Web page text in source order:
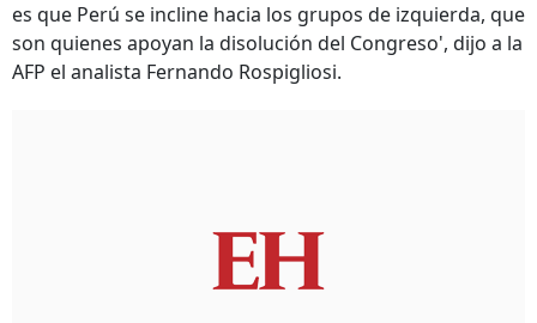
es que Perú se incline hacia los grupos de izquierda, que
son quienes apoyan la disolución del Congreso', dijo a la
AFP el analista Fernando Rospigliosi.